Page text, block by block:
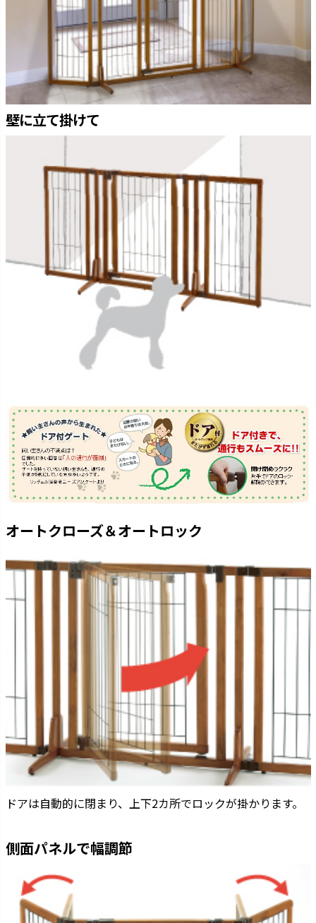
壁に立て掛けて
オートクローズ＆オートロック
ドアは自動的に閉まり、上下2カ所でロックが掛かります。
側面パネルで幅調節